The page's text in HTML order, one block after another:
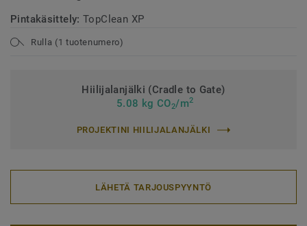
Pintakäsittely:TopClean XP
Rulla (1 tuotenumero)
Hiilijalanjälki (Cradle to Gate)
5.08 kg CO2/m2
PROJEKTINI HIILIJALANJÄLKI
LÄHETÄ TARJOUSPYYNTÖ